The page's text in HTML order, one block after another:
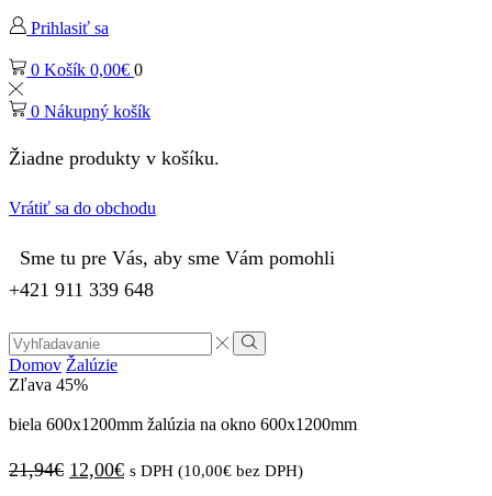
Prihlasiť sa
0 Košík 0,00€ 0
0 Nákupný košík
Žiadne produkty v košíku.
Vrátiť sa do obchodu
Sme tu pre Vás, aby sme Vám pomohli
+421 911 339 648
Search
input
Vyhľadávanie
Domov Žalúzie
Zľava 45%
biela 600x1200mm žalúzia na okno 600x1200mm
21,94€ Pôvodná
12,00€Aktuálna
s DPH (10,00€ bez DPH)